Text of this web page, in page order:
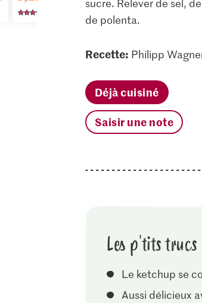
sucre. Relever de sel,
de polenta.
Recette: Philipp
Déjà cuisiné
Saisir une note
Les p'tits trucs
Le ketchup se
Aussi délicieux